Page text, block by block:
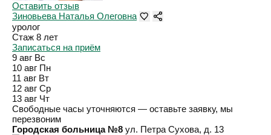
Оставить отзыв
Зиновьева Наталья Олеговна
уролог
Стаж 8 лет
Записаться на приём
9 авг Вс
10 авг Пн
11 авг Вт
12 авг Ср
13 авг Чт
Свободные часы уточняются — оставьте заявку, мы
перезвоним
Городская больница №8 ул. Петра Сухова, д. 13